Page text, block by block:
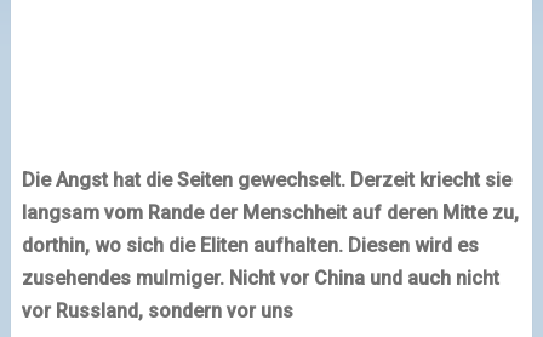
Die Angst hat die Seiten gewechselt. Derzeit kriecht sie
langsam vom Rande der Menschheit auf deren Mitte zu,
dorthin, wo sich die Eliten aufhalten. Diesen wird es
zusehendes mulmiger. Nicht vor China und auch nicht
vor Russland, sondern vor uns